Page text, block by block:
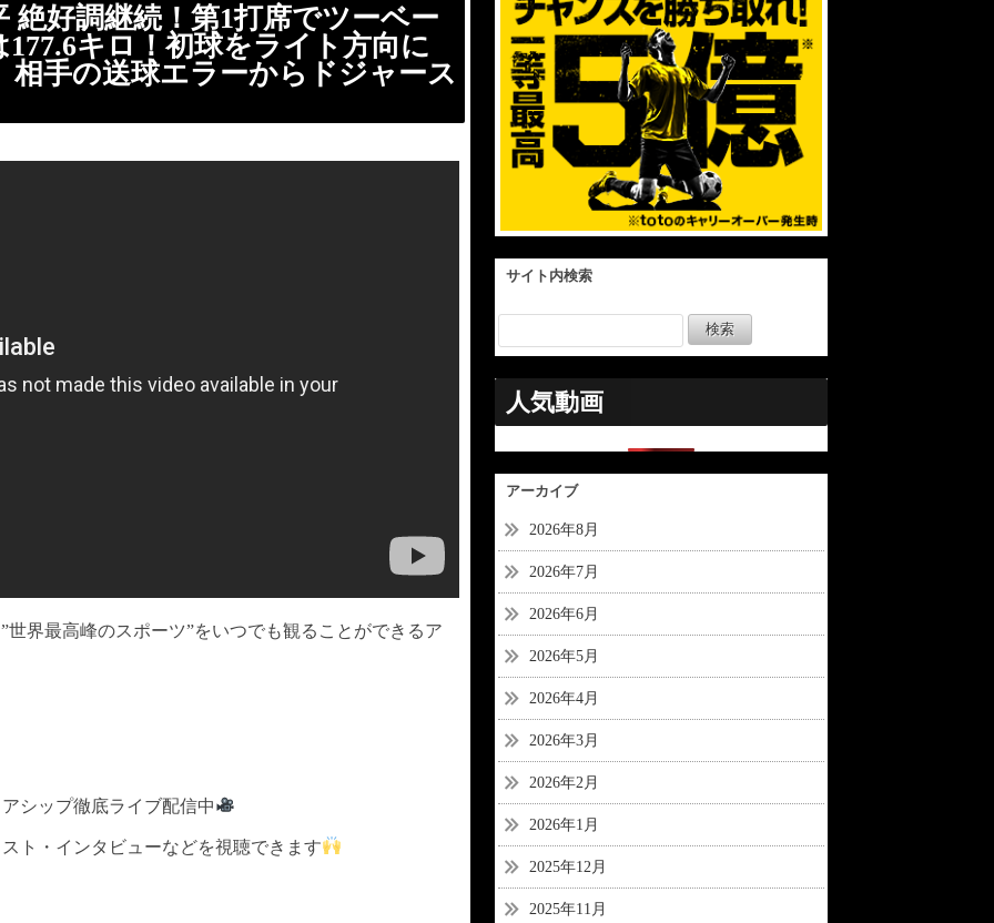
絶好調継続！第1打席でツーベー
キロ！初球をライト方向に
手の送球エラーからドジャース
界最高峰のスポーツ”をいつでも観ることができるア
シップ徹底ライブ配信中
ト・インタビューなどを視聴できます
サイト内検索
人気動画
アーカイブ
2026年8月
2026年7月
2026年6月
2026年5月
2026年4月
2026年3月
2026年2月
2026年1月
2025年12月
2025年11月